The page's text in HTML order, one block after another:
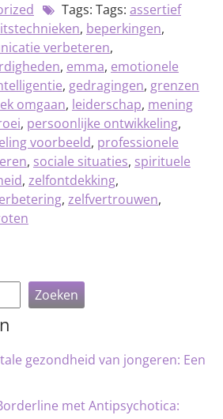
Tags: Tags: assertief
, beperkingen,
verbeteren,
, emma, emotionele
, gedragingen, grenzen
omgaan, leiderschap, mening
, persoonlijke ontwikkeling,
voorbeeld, professionele
, sociale situaties, spirituele
, zelfontdekking,
, zelfvertrouwen,
Zoeken
gezondheid van jongeren: Een
met Antipsychotica: